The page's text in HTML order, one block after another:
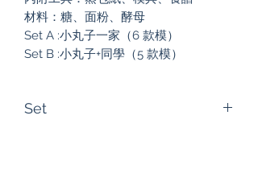
材料：糖、面粉、酵母
Set A :小丸子一家（6 款模）
Set B :小丸子+同學（5 款模）
Set